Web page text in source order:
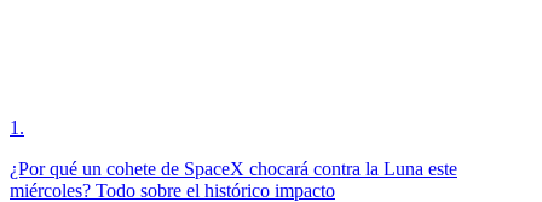
1 .
¿Por qué un cohete de SpaceX chocará contra la Luna este
miércoles? Todo sobre el histórico impacto